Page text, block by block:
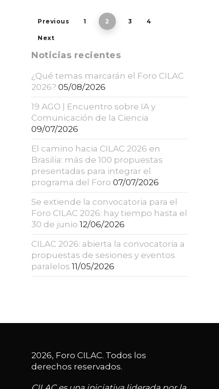
Previous 1 2 3 4
Next
Noticias recientes
¿Qué temas marcarán el Foro CILAC
2026? 05/08/2026
19 AGO | Encuentro sobre IA y
Comunicación de la Ciencia
09/07/2026
El camino hacia CILAC 2026 en
Brasilia: más de 100 propuestas
presentadas para integrar el
programa del Foro 07/07/2026
Se extiende la convocatoria para el
Foro CILAC 2026: hay tiempo hasta el
30 de junio 12/06/2026
CILAC 2026: abierta la convocatoria a
propuestas de sesiones y eventos
paralelos 11/05/2026
2026, Foro CILAC. Todos los
derechos reservados.